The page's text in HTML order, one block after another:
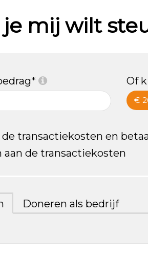
mij wilt
Of
€
transactiekosten en
de transactiekosten
Doneren als bedrijf